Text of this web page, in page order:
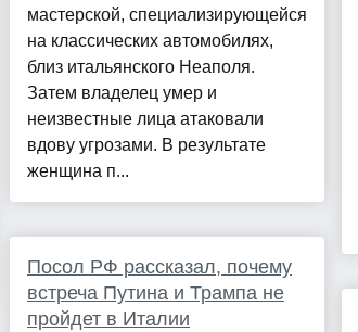
мастерской, специализирующейся
на классических автомобилях,
близ итальянского Неаполя.
Затем владелец умер и
неизвестные лица атаковали
вдову угрозами. В результате
женщина п...
Посол РФ рассказал, почему
встреча Путина и Трампа не
пройдет в Италии